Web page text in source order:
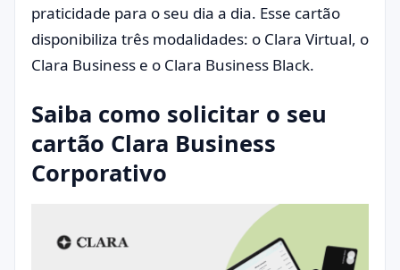
praticidade para o seu dia a dia. Esse cartão
disponibiliza três modalidades: o Clara Virtual, o
Clara Business e o Clara Business Black.
Saiba como solicitar o seu
cartão Clara Business
Corporativo